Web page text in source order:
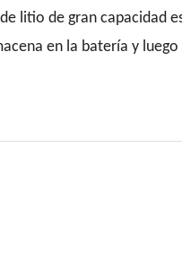
litio de gran capacidad
en la batería y